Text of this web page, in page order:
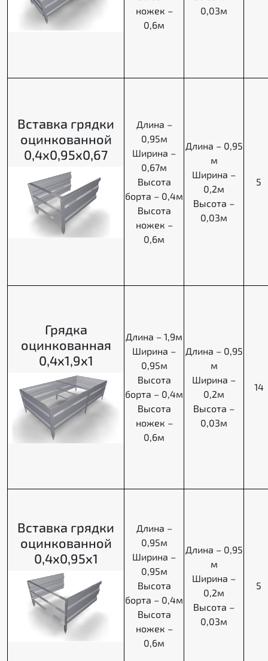
ножек –
0,6м
0,03м
Вставка грядки
оцинкованной
0,4х0,95х0,67
Длина –
0,95м
Ширина –
0,67м
Высота
борта – 0,4м
Высота
ножек –
0,6м
Длина – 0,95
м
Ширина –
0,2м
Высота –
0,03м
5
Грядка
оцинкованная
0,4х1,9х1
Длина – 1,9м
Ширина –
0,95м
Высота
борта – 0,4м
Высота
ножек –
0,6м
Длина – 0,95
м
Ширина –
0,2м
Высота –
0,03м
14
Вставка грядки
оцинкованной
0,4х0,95х1
Длина –
0,95м
Ширина –
0,95м
Высота
борта – 0,4м
Высота
ножек –
0,6м
Длина – 0,95
м
Ширина –
0,2м
Высота –
0,03м
5